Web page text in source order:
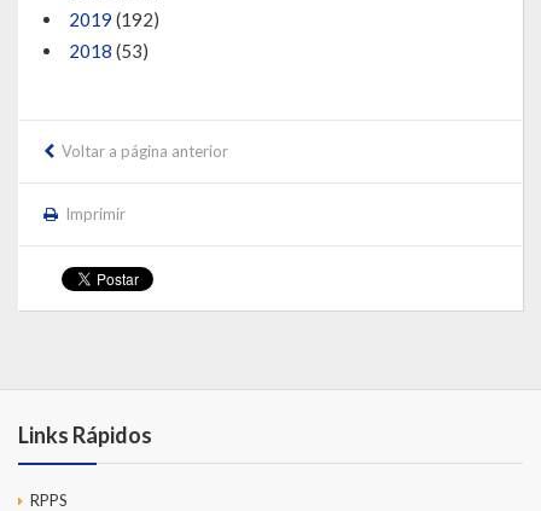
2019 (192)
2018 (53)
Voltar a página anterior
Imprimir
Links Rápidos
RPPS